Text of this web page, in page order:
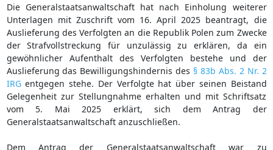
Die Generalstaatsanwaltschaft hat nach Einholung weiterer
Unterlagen mit Zuschrift vom 16. April 2025 beantragt, die
Auslieferung des Verfolgten an die Republik Polen zum Zwecke
der Strafvollstreckung für unzulässig zu erklären, da ein
gewöhnlicher Aufenthalt des Verfolgten bestehe und der
Auslieferung das Bewilligungshindernis des § 83b Abs. 2 Nr. 2
IRGentgegen stehe. Der Verfolgte hat über seinen Beistand
Gelegenheit zur Stellungnahme erhalten und mit Schriftsatz
vom 5. Mai 2025 erklärt, sich dem Antrag der
Generalstaatsanwaltschaft anzuschließen.
Dem Antrag der Generalstaatsanwaltschaft war zu